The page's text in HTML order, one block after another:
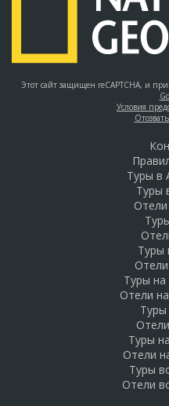
Этот сайт защищен reCAPTCHA, и
Условия
Туры в
Туры
Туры
Туры
Отели
Туры
Туры
Отели
Туры
Отели